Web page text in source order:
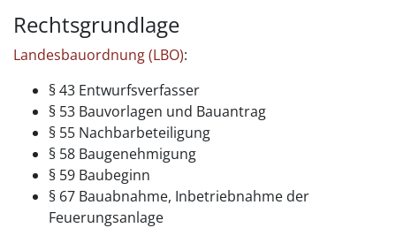
Rechtsgrundlage
Landesbauordnung (LBO):
§ 43 Entwurfsverfasser
§ 53 Bauvorlagen und Bauantrag
§ 55 Nachbarbeteiligung
§ 58 Baugenehmigung
§ 59 Baubeginn
§ 67 Bauabnahme, Inbetriebnahme der
Feuerungsanlage